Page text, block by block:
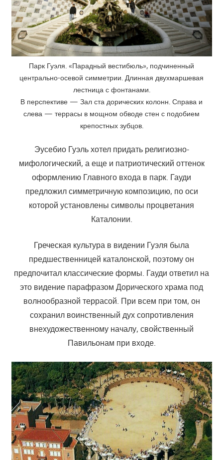
Парк Гуэля. «Парадный вестибюль», подчиненный
центрально-осевой симметрии. Длинная двухмаршевая
лестница с фонтанами.
В перспективе — Зал ста дорических колонн. Справа и
слева — террасы в мощном обводе стен с подобием
крепостных зубцов.
Эусебио Гуэль хотел придать религиозно-
мифологический, а еще и патриотический оттенок
оформлению Главного входа в парк. Гауди
предложил симметричную композицию, по оси
которой установлены символы процветания
Каталонии.
Греческая культура в видении Гуэля была
предшественницей каталонской, поэтому он
предпочитал классические формы. Гауди ответил на
это видение парафразом Дорического храма под
волнообразной террасой. При всем при том, он
сохранил воинственный дух сопротивления
внехудожественному началу, свойственный
Павильонам при входе.